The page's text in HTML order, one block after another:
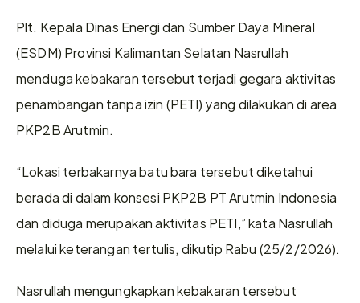
Plt. Kepala Dinas Energi dan Sumber Daya Mineral
(ESDM) Provinsi Kalimantan Selatan Nasrullah
menduga kebakaran tersebut terjadi gegara aktivitas
penambangan tanpa izin (PETI) yang dilakukan di area
PKP2B Arutmin.
“Lokasi terbakarnya batu bara tersebut diketahui
berada di dalam konsesi PKP2B PT Arutmin Indonesia
dan diduga merupakan aktivitas PETI,” kata Nasrullah
melalui keterangan tertulis, dikutip Rabu (25/2/2026).
Nasrullah mengungkapkan kebakaran tersebut